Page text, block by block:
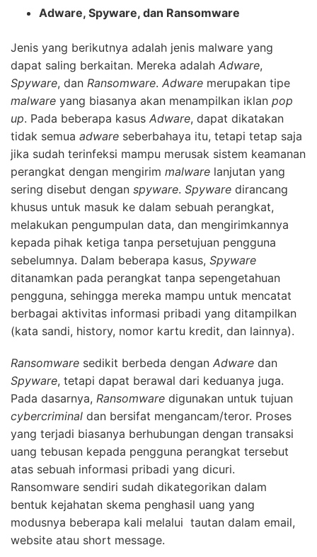
Adware, Spyware, dan Ransomware
Jenis yang berikutnya adalah jenis malware yang
dapat saling berkaitan. Mereka adalah Adware,
Spyware, dan Ransomware. Adware merupakan tipe
malware yang biasanya akan menampilkan iklan pop
up. Pada beberapa kasus Adware, dapat dikatakan
tidak semua adware seberbahaya itu, tetapi tetap saja
jika sudah terinfeksi mampu merusak sistem keamanan
perangkat dengan mengirim malware lanjutan yang
sering disebut dengan spyware. Spyware dirancang
khusus untuk masuk ke dalam sebuah perangkat,
melakukan pengumpulan data, dan mengirimkannya
kepada pihak ketiga tanpa persetujuan pengguna
sebelumnya. Dalam beberapa kasus, Spyware
ditanamkan pada perangkat tanpa sepengetahuan
pengguna, sehingga mereka mampu untuk mencatat
berbagai aktivitas informasi pribadi yang ditampilkan
(kata sandi, history, nomor kartu kredit, dan lainnya).
Ransomware sedikit berbeda dengan Adware dan
Spyware, tetapi dapat berawal dari keduanya juga.
Pada dasarnya, Ransomware digunakan untuk tujuan
cybercriminal dan bersifat mengancam/teror. Proses
yang terjadi biasanya berhubungan dengan transaksi
uang tebusan kepada pengguna perangkat tersebut
atas sebuah informasi pribadi yang dicuri.
Ransomware sendiri sudah dikategorikan dalam
bentuk kejahatan skema penghasil uang yang
modusnya beberapa kali melalui tautan dalam email,
website atau short message.